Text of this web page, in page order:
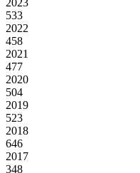
2023
533
2022
458
2021
477
2020
504
2019
523
2018
646
2017
348